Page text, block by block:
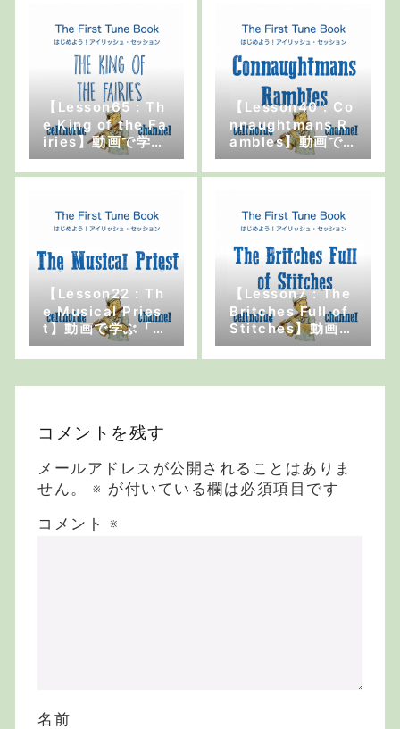
【Lesson65 : Th
e King of the Fa
iries】動画で学ぶ
「はじめよう！ア
イリッシュ・セッ
【Lesson40 : Co
nnaughtmans R
ambles】動画で
学ぶ「はじめよ
う！アイリッシ
【Lesson22 : Th
e Musical Pries
t】動画で学ぶ「は
じめよう！アイリ
ッシュ・セッショ
ン」
【Lesson7 : The
Britches Full of
Stitches】動画で
学ぶ「はじめよ
う！アイリッシ
ュ・セッション」
コメントを残す
メールアドレスが公開されることはありま
せん。
※ が付いている欄は必須項目です
コメント ※
名前